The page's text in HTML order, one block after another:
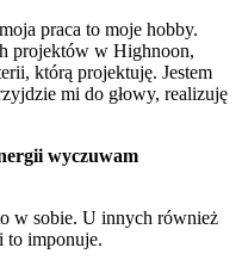
praca to moje hobby.
projektów w Highnoon,
którą projektuję. Jestem
mi do głowy, realizuję
wyczuwam
w sobie. U innych również
to imponuje.